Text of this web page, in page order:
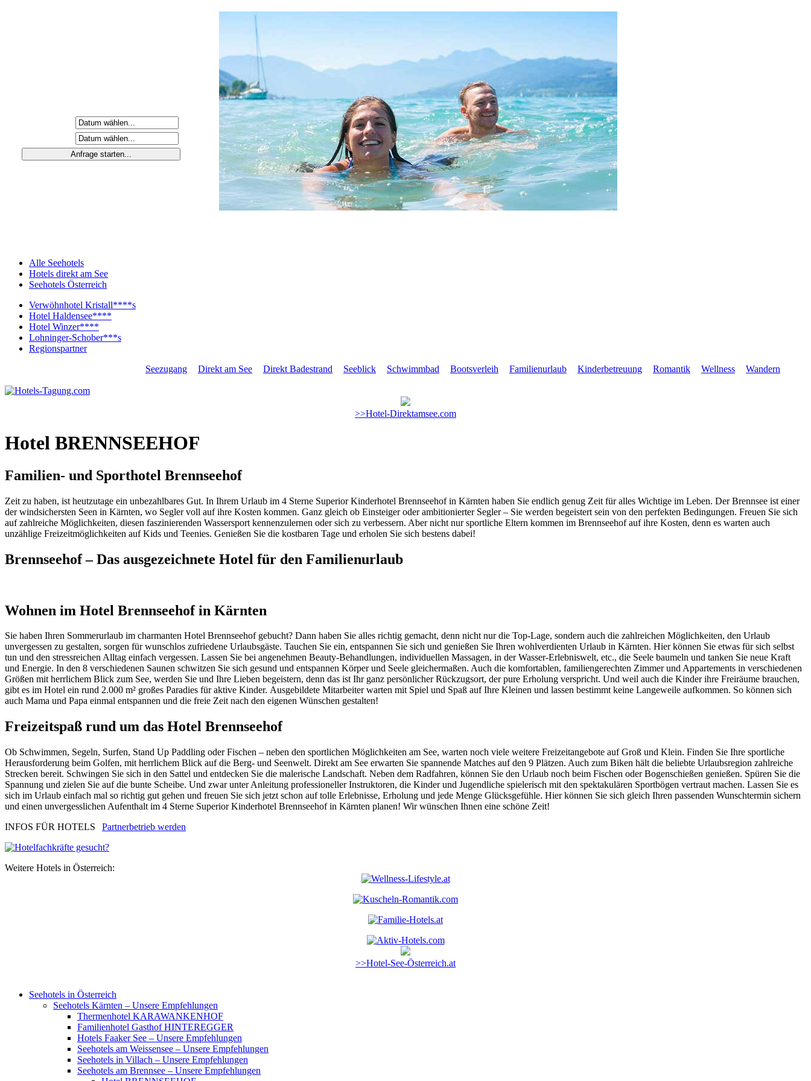
Alle Seehotels
Hotels direkt am See
Seehotels Österreich
Verwöhnhotel Kristall****s
Hotel Haldensee****
Hotel Winzer****
Lohninger-Schober***s
Regionspartner
Seezugang Direkt am See Direkt Badestrand Seeblick Schwimmbad Bootsverleih Familienurlaub Kinderbetreuung Romantik Wellness
Wandern
>>Hotel-Direktamsee.com
Hotel BRENNSEEHOF
Familien- und Sporthotel Brennseehof
Zeit zu haben, ist heutzutage ein unbezahlbares Gut. In Ihrem Urlaub im 4 Sterne Superior Kinderhotel Brennseehof in Kärnten haben Sie endlich genug Zeit für alles Wichtige im Leben. Der Brennsee ist einer
der windsichersten Seen in Kärnten, wo Segler voll auf ihre Kosten kommen. Ganz gleich ob Einsteiger oder ambitionierter Segler – Sie werden begeistert sein von den perfekten Bedingungen. Freuen Sie sich
auf zahlreiche Möglichkeiten, diesen faszinierenden Wassersport kennenzulernen oder sich zu verbessern. Aber nicht nur sportliche Eltern kommen im Brennseehof auf ihre Kosten, denn es warten auch
unzählige Freizeitmöglichkeiten auf Kids und Teenies. Genießen Sie die kostbaren Tage und erholen Sie sich bestens dabei!
Brennseehof – Das ausgezeichnete Hotel für den Familienurlaub
Wohnen im Hotel Brennseehof in Kärnten
Sie haben Ihren Sommerurlaub im charmanten Hotel Brennseehof gebucht? Dann haben Sie alles richtig gemacht, denn nicht nur die Top-Lage, sondern auch die zahlreichen Möglichkeiten, den Urlaub
unvergessen zu gestalten, sorgen für wunschlos zufriedene Urlaubsgäste. Tauchen Sie ein, entspannen Sie sich und genießen Sie Ihren wohlverdienten Urlaub in Kärnten. Hier können Sie etwas für sich selbst
tun und den stressreichen Alltag einfach vergessen. Lassen Sie bei angenehmen Beauty-Behandlungen, individuellen Massagen, in der Wasser-Erlebniswelt, etc., die Seele baumeln und tanken Sie neue Kraft
und Energie. In den 8 verschiedenen Saunen schwitzen Sie sich gesund und entspannen Körper und Seele gleichermaßen. Auch die komfortablen, familiengerechten Zimmer und Appartements in verschiedenen
Größen mit herrlichem Blick zum See, werden Sie und Ihre Lieben begeistern, denn das ist Ihr ganz persönlicher Rückzugsort, der pure Erholung verspricht. Und weil auch die Kinder ihre Freiräume brauchen,
gibt es im Hotel ein rund 2.000 m² großes Paradies für aktive Kinder. Ausgebildete Mitarbeiter warten mit Spiel und Spaß auf Ihre Kleinen und lassen bestimmt keine Langeweile aufkommen. So können sich
auch Mama und Papa einmal entspannen und die freie Zeit nach den eigenen Wünschen gestalten!
Freizeitspaß rund um das Hotel Brennseehof
Ob Schwimmen, Segeln, Surfen, Stand Up Paddling oder Fischen – neben den sportlichen Möglichkeiten am See, warten noch viele weitere Freizeitangebote auf Groß und Klein. Finden Sie Ihre sportliche
Herausforderung beim Golfen, mit herrlichem Blick auf die Berg- und Seenwelt. Direkt am See erwarten Sie spannende Matches auf den 9 Plätzen. Auch zum Biken hält die beliebte Urlaubsregion zahlreiche
Strecken bereit. Schwingen Sie sich in den Sattel und entdecken Sie die malerische Landschaft. Neben dem Radfahren, können Sie den Urlaub noch beim Fischen oder Bogenschießen genießen. Spüren Sie die
Spannung und zielen Sie auf die bunte Scheibe. Und zwar unter Anleitung professioneller Instruktoren, die Kinder und Jugendliche spielerisch mit den spektakulären Sportbögen vertraut machen. Lassen Sie es
sich im Urlaub einfach mal so richtig gut gehen und freuen Sie sich jetzt schon auf tolle Erlebnisse, Erholung und jede Menge Glücksgefühle. Hier können Sie sich gleich Ihren passenden Wunschtermin sichern
und einen unvergesslichen Aufenthalt im 4 Sterne Superior Kinderhotel Brennseehof in Kärnten planen! Wir wünschen Ihnen eine schöne Zeit!
INFOS FÜR HOTELS
Partnerbetrieb werden
Weitere Hotels in Österreich:
>>Hotel-See-Österreich.at
Seehotels in Österreich
Seehotels Kärnten – Unsere Empfehlungen
Thermenhotel KARAWANKENHOF
Familienhotel Gasthof HINTEREGGER
Hotels Faaker See – Unsere Empfehlungen
Seehotels am Weissensee – Unsere Empfehlungen
Seehotels in Villach – Unsere Empfehlungen
Seehotels am Brennsee – Unsere Empfehlungen